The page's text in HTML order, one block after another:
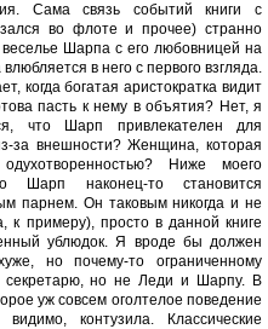
Сама связь событий книги с
во флоте и прочее) странно
Шарпа с его любовницей на
в него с первого взгляда.
когда богатая аристократка видит
пасть к нему в объятия? Нет, я
что Шарп привлекателен для
за внешности? Женщина, которая
Ниже моего
Шарп наконец-то становится
парнем. Он таковым никогда и не
к примеру), просто в данной книге
ублюдок. Я вроде бы должен
но почему-то ограниченному
секретарю, но не Леди и Шарпу. В
уж совсем оголтелое поведение
контузила. Классические